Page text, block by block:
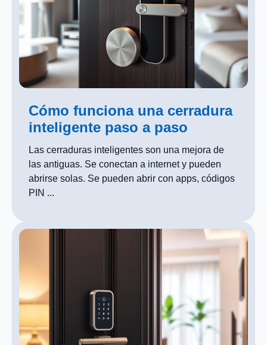
Cómo funciona una cerradura
inteligente paso a paso
Las cerraduras inteligentes son una mejora de
las antiguas. Se conectan a internet y pueden
abrirse solas. Se pueden abrir con apps, códigos
PIN ...